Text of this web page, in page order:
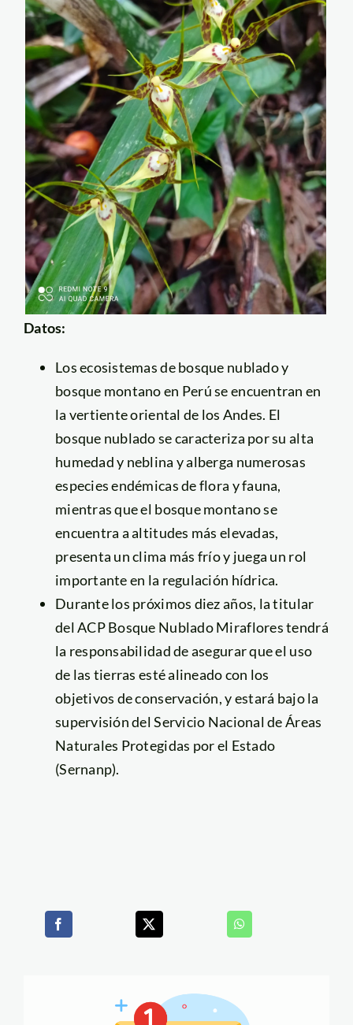
Datos:
Los ecosistemas de bosque nublado y
bosque montano en Perú se encuentran en
la vertiente oriental de los Andes. El
bosque nublado se caracteriza por su alta
humedad y neblina y alberga numerosas
especies endémicas de flora y fauna,
mientras que el bosque montano se
encuentra a altitudes más elevadas,
presenta un clima más frío y juega un rol
importante en la regulación hídrica.
Durante los próximos diez años, la titular
del ACP Bosque Nublado Miraflores tendrá
la responsabilidad de asegurar que el uso
de las tierras esté alineado con los
objetivos de conservación, y estará bajo la
supervisión del Servicio Nacional de Áreas
Naturales Protegidas por el Estado
(Sernanp).